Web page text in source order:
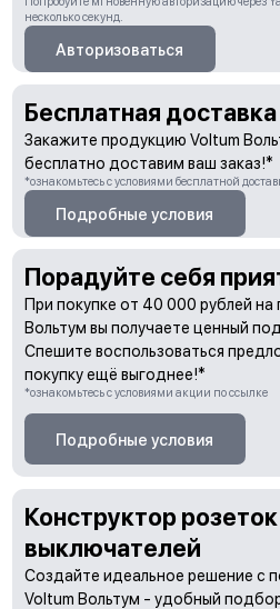
несколько секунд.
Авторизоваться
Бесплатная доставка
Закажите продукцию Voltum
бесплатно доставим ваш заказ!*
*ознакомьтесь с условиями бесплатной
Подробные условия
Порадуйте себя
При покупке от 40 000 рублей
Вольтум вы получаете ценный
Спешите воспользоваться
покупку ещё выгоднее!*
*ознакомьтесь с условиями акции по ссылке
Подробные условия
Конструктор
выключателей
Создайте идеальное решение с
Voltum Вольтум - удобный